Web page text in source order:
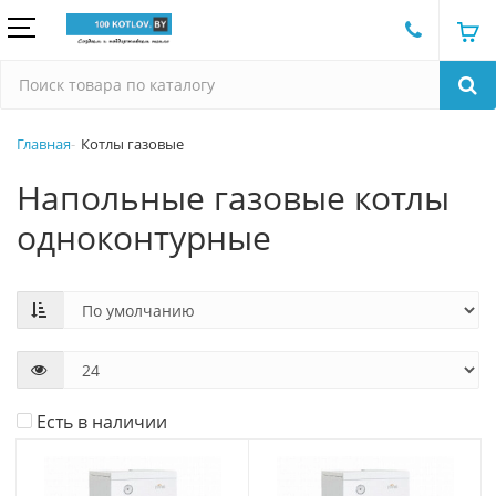
Главная Котлы газовые
Напольные газовые котлы
одноконтурные
Есть в наличии